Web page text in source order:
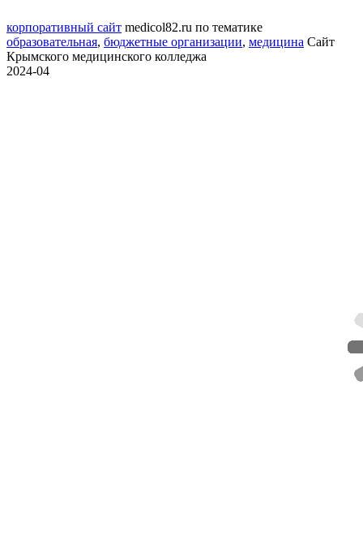
корпоративный сайт medicol82.ru по тематике
образовательная, бюджетные организации, медицина Сайт
Крымского медицинского колледжа
2024-04